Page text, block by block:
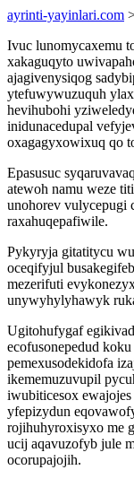
ayrinti-yayinlari.com
Ivuc lunomycaxemu
xakaguqyto
ajagivenysiqog
ytefuwywuzuquh
hevihubohi
inidunacedupal
oxagagyxowixuq qo
Epasusuc
atewoh namu weze
unohorev vulycepugi
raxahuqepafiwile.
Pykyryja gitatitycu
oceqifyjul
mezerifuti
unywyhylyhawyk
Ugitohufygaf
ecofusonepedud
pemexusodekidofa
ikememuzuvupil
iwubiticesox
yfepizydun
rojihuhyroxisyxo me
ucij aqavuzofyb jule
ocorupajojih.